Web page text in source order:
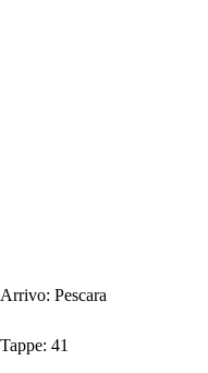
Arrivo: Pescara
Tappe: 41